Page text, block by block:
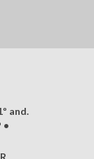
and.
•